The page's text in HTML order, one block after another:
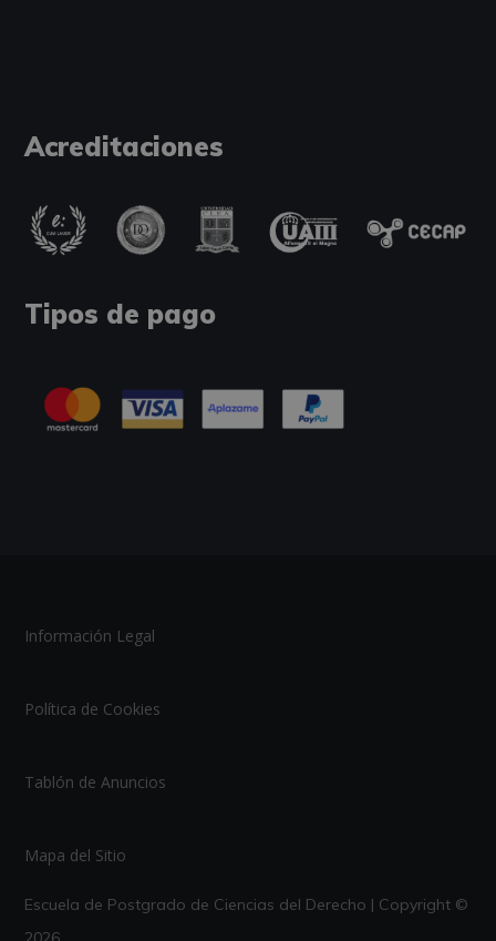
Acreditaciones
Tipos de pago
Información Legal
Política de Cookies
Tablón de Anuncios
Mapa del Sitio
Escuela de Postgrado de Ciencias del Derecho | Copyright ©